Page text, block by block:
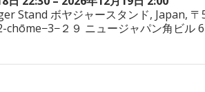
Stand ボヤジャースタンド, Japan,
２９ ニュージャパン角ビル